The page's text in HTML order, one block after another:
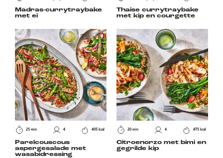
Madras-currytraybake
met ei
Thaise currytraybake
met kip en courgette
25 min 4 405 kcal
Parelcouscous
aspergesalade met
wasabidressing
20 min 4 475 kcal
Citroenorzo met bimi en
gegrilde kip